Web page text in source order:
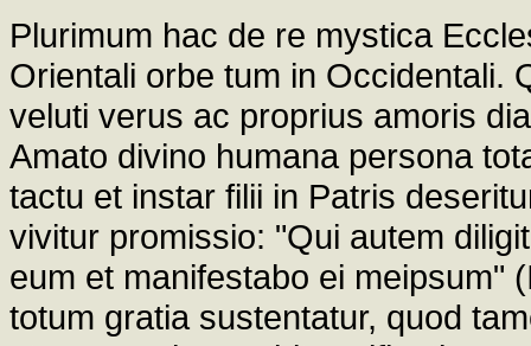
Plurimum hac de re mystica
Orientali orbe tum in Occidentali.
veluti verus ac proprius amoris
Amato divino humana persona
tactu et instar filii in Patris
vivitur promissio: "Qui autem
eum et manifestabo ei meipsum"
totum gratia sustentatur, quod